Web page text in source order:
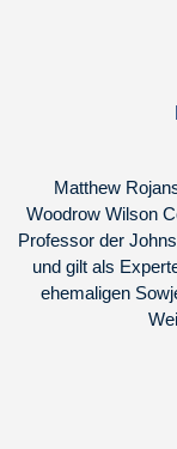
Matthew
Woodrow Wilson
Professor der
und gilt als
ehemaligen